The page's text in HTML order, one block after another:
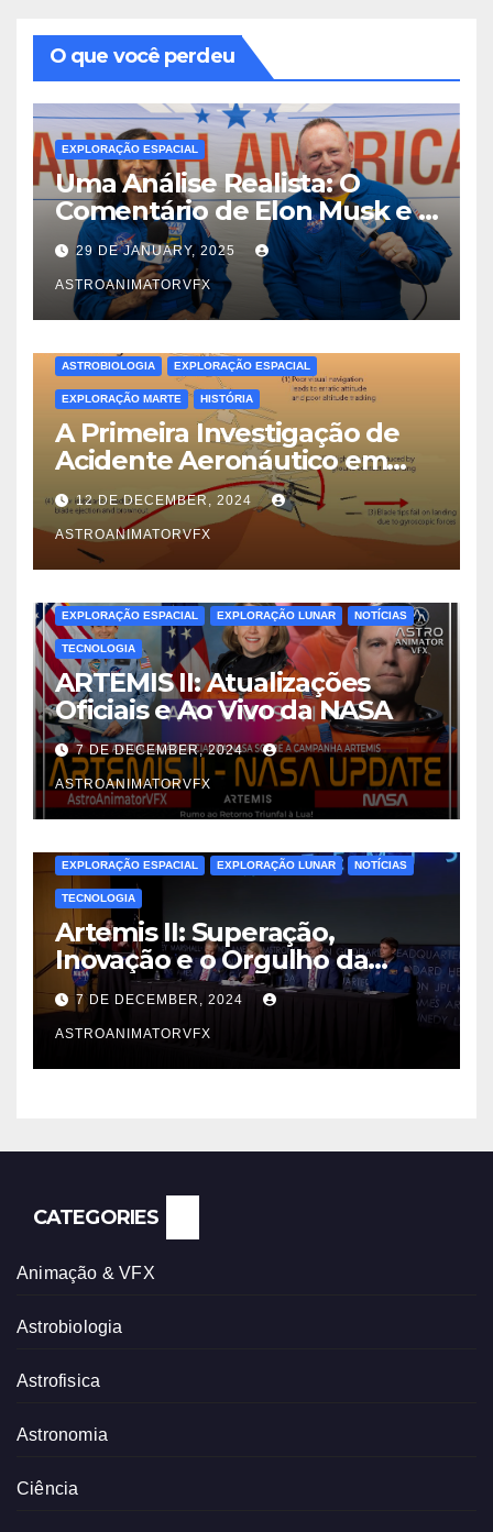
O que você perdeu
EXPLORAÇÃO ESPACIAL
Uma Análise Realista: O
Comentário de Elon Musk e a
Verdadeira Dinâmica das
Trocas de Tripulação no Voo
Espacial
29 DE JANUARY, 2025
ASTROANIMATORVFX
ASTROBIOLOGIA EXPLORAÇÃO ESPACIAL
EXPLORAÇÃO MARTE HISTÓRIA
A Primeira Investigação de
Acidente Aeronáutico em
Outro Mundo: Lições do
Ingenuity em Marte
12 DE DECEMBER, 2024
ASTROANIMATORVFX
EXPLORAÇÃO ESPACIAL EXPLORAÇÃO LUNAR NOTÍCIAS
TECNOLOGIA
ARTEMIS II: Atualizações
Oficiais e Ao Vivo da NASA
7 DE DECEMBER, 2024
ASTROANIMATORVFX
EXPLORAÇÃO ESPACIAL EXPLORAÇÃO LUNAR NOTÍCIAS
TECNOLOGIA
Artemis II: Superação,
Inovação e o Orgulho da
Engenharia Espacial
7 DE DECEMBER, 2024
ASTROANIMATORVFX
CATEGORIES
Animação & VFX
Astrobiologia
Astrofisica
Astronomia
Ciência